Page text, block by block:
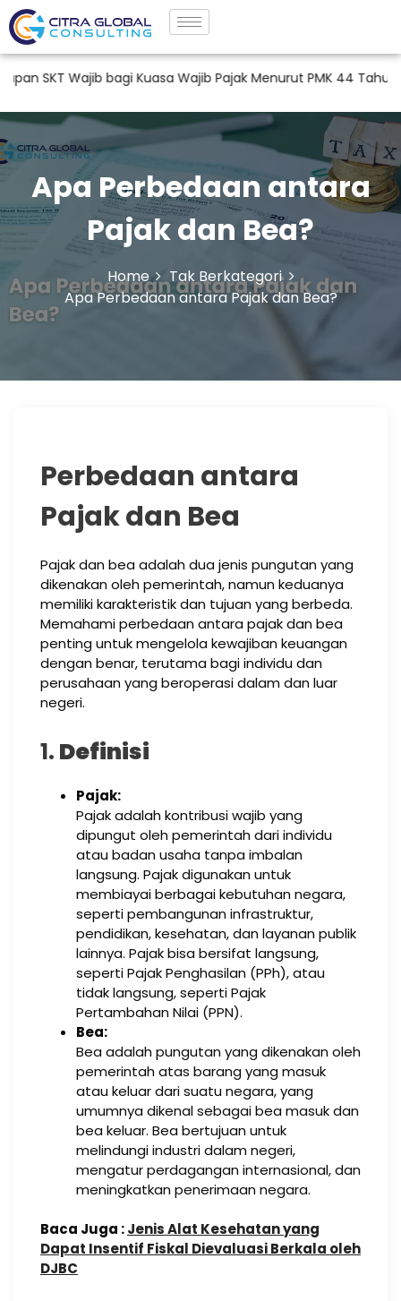
Wajib bagi Kuasa Wajib Pajak Menurut PMK 44 Tahun 2026
Apa Perbedaan antara
Pajak dan Bea?
Home
Tak Berkategori
Apa Perbedaan antara Pajak dan Bea?
Perbedaan antara
Pajak dan Bea
Pajak dan bea adalah dua jenis pungutan yang
dikenakan oleh pemerintah, namun keduanya
memiliki karakteristik dan tujuan yang berbeda.
Memahami perbedaan antara pajak dan bea
penting untuk mengelola kewajiban keuangan
dengan benar, terutama bagi individu dan
perusahaan yang beroperasi dalam dan luar
negeri.
1. Definisi
Pajak:
Pajak adalah kontribusi wajib yang
dipungut oleh pemerintah dari individu
atau badan usaha tanpa imbalan
langsung. Pajak digunakan untuk
membiayai berbagai kebutuhan negara,
seperti pembangunan infrastruktur,
pendidikan, kesehatan, dan layanan publik
lainnya. Pajak bisa bersifat langsung,
seperti Pajak Penghasilan (PPh), atau
tidak langsung, seperti Pajak
Pertambahan Nilai (PPN).
Bea:
Bea adalah pungutan yang dikenakan oleh
pemerintah atas barang yang masuk
atau keluar dari suatu negara, yang
umumnya dikenal sebagai bea masuk dan
bea keluar. Bea bertujuan untuk
melindungi industri dalam negeri,
mengatur perdagangan internasional, dan
meningkatkan penerimaan negara.
Baca Juga :Jenis Alat Kesehatan yang
Dapat Insentif Fiskal Dievaluasi Berkala oleh
DJBC